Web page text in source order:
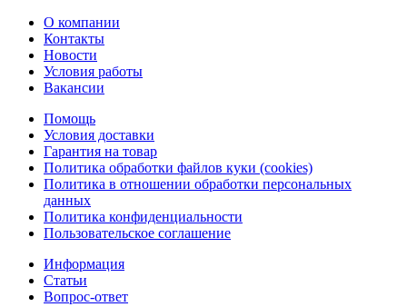
О компании
Контакты
Новости
Условия работы
Вакансии
Помощь
Условия доставки
Гарантия на товар
Политика обработки файлов куки (cookies)
Политика в отношении обработки персональных
данных
Политика конфиденциальности
Пользовательское соглашение
Информация
Статьи
Вопрос-ответ